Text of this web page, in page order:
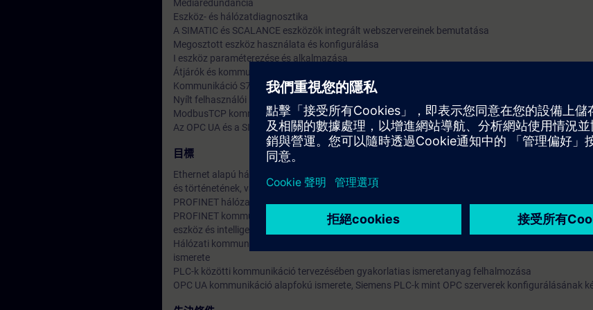
Médiaredundancia
Eszköz- és hálózatdiagnosztika
A SIMATIC és SCALANCE eszközök integrált webszervereinek bemutatása
Megosztott eszköz használata és konfigurálása
I eszköz paraméterezése és alkalmazása
Átjárók és kommunikáció PN/PN csatolókon keresztül
Kommunikáció S7 kapcsolatokon keresztül
Nyílt felhasználói kommunikáció (TCP, ISO-on-TCP, UDP)
ModbusTCP kommunikáció
Az OPC UA és a SIMATIC S7-1500, mint OPC UA szerver
目標
Ethernet alapú hálózatok, eszközök és kommunikáció működésével kapcsolatos szakértelem az
és történetének, valamint a fejlődésben mérföldköveket jelentő eszközök megismerésével
PROFINET hálózatok tervezési és fejlesztési kérdéseiben jártasság
PROFINET kommunikáció speciális felhasználási területeinek (gyűrűs redundancia, PROFINET IRT,
eszköz és intelligens IO eszköz) alapfokú ismerete
Hálózati kommunikáció során fellépő hibák diagnosztizálásához elsajátított jó gyakorlatok és
ismerete
PLC-k közötti kommunikáció tervezésében gyakorlatias ismeretanyag felhalmozása
OPC UA kommunikáció alapfokú ismerete, Siemens PLC-k mint OPC szerverek konfigurálásának